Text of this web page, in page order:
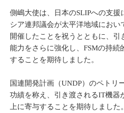
側嶋大使は、日本のSLIPへの支
シア連邦議会が太平洋地域におい
開催したことを祝うとともに、
能力をさらに強化し、FSMの持続
することを期待しました。
国連開発計画（UNDP）のペトリ
功績を称え、引き渡されるIT機器
上に寄与することを期待しました。